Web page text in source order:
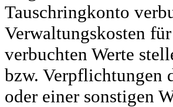
Tauschringkonto
Verwaltungskosten
verbuchten Werte
bzw. Verpflichtungen
oder einer sonstigen